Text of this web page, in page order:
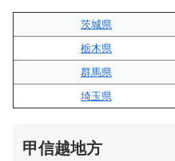
茨城県
栃木県
群馬県
埼玉県
甲信越地方